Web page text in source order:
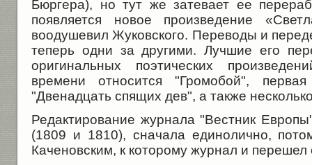
Бюргера), но тут же затевает ее
появляется новое произведение
воодушевил Жуковского. Переводы и
теперь одни за другими. Лучшие его
оригинальных поэтических
времени относится "Громобой",
"Двенадцать спящих дев", а также
Редактирование журнала "Вестник
(1809 и 1810), сначала единолично,
Каченовским, к которому журнал и перешел